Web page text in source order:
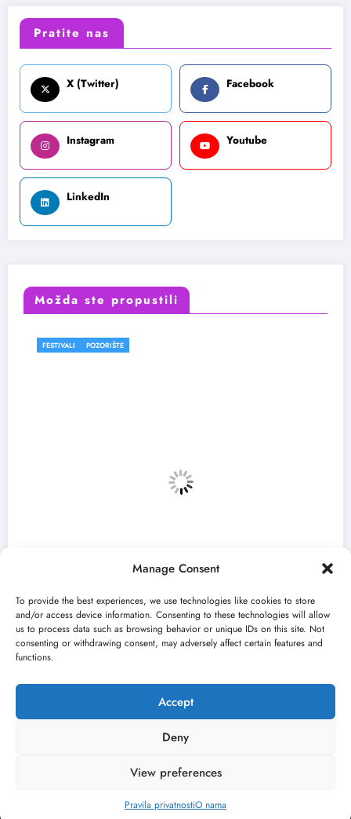
Manage Consent
To provide the best experiences, we use technologies like cookies to store
and/or access device information. Consenting to these technologies will allow
us to process data such as browsing behavior or unique IDs on this site. Not
consenting or withdrawing consent, may adversely affect certain features and
functions.
Accept
Deny
View preferences
Pravila privatnostiO nama
Pratite nas
X (Twitter) Facebook
Instagram Youtube
LinkedIn
Možda ste propustili
FESTIVALI POZORIŠTE
„Predmet Medeja“ otvara 59. Bitef u
O nama Uslovi
Kontakt
Kulturni kišobran| Powered BySpiceThemes